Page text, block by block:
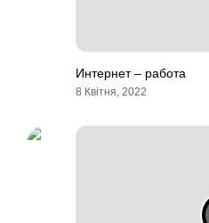
Интернет – работа
8 Квітня, 2022